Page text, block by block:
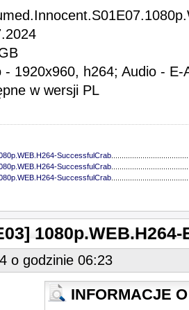
- 1920x960, h264; Audio - E-
w wersji PL
SuccessfulCrab
SuccessfulCrab
SuccessfulCrab
1080p.WEB.H264-SuccessfulCrab
1080p.WEB.H264-
o godzinie 06:23
INFORMACJE